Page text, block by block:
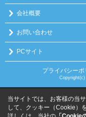
会社概要
お問い合わせ
PCサイト
プライバシーポ
Copyright(c)
当サイトでは、お客様の当
して、クッキー（Cookie）